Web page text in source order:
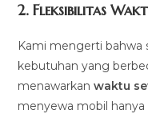
2.Fleksibilitas
Kami mengerti bahwa
kebutuhan yang
menawarkanwaktu
menyewa mobil hanya